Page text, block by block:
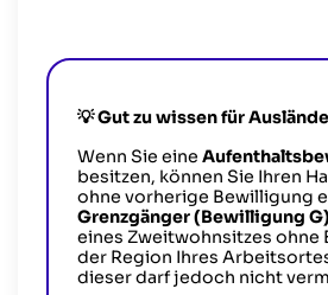
💡Gut zu wissenfür
Wenn Sie eine
besitzen, können Sie Ihren
ohne vorherige Bewilligung
Grenzgänger (Bewilligung G)
eines Zweitwohnsitzes ohne
der Region Ihres
dieser darf jedoch nicht